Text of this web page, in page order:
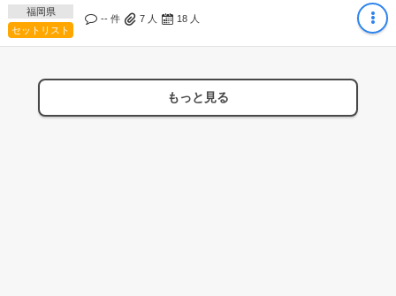
福岡県
セットリスト
-- 件 7 人 18 人
もっと見る